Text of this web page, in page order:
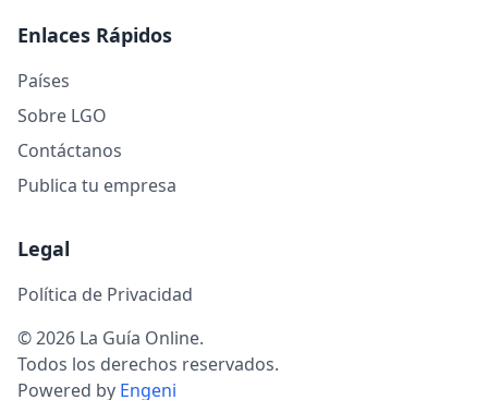
Enlaces Rápidos
Países
Sobre LGO
Contáctanos
Publica tu empresa
Legal
Política de Privacidad
© 2026 La Guía Online.
Todos los derechos reservados.
Powered by Engeni